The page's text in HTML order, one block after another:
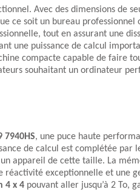
Avec des dimensions de
ce soit un bureau professionnel
tout en assurant une
une puissance de calcul
compacte capable de faire
souhaitant un ordinateur
7940HS, une puce haute
de calcul est complétée par
appareil de cette taille. La
réactivité exceptionnelle et une
4 x 4 pouvant aller jusqu’à 2 To,